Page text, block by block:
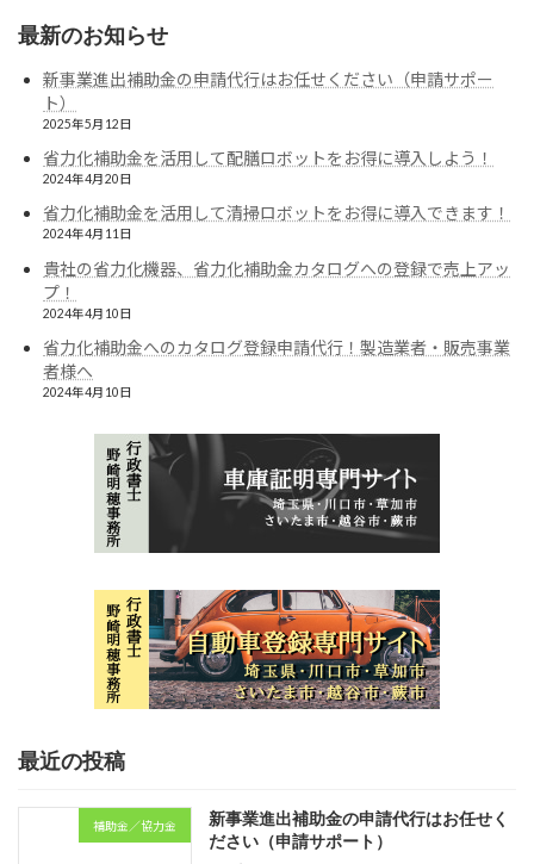
最新のお知らせ
新事業進出補助金の申請代行はお任せください（申請サポー
ト）
2025年5月12日
省力化補助金を活用して配膳ロボットをお得に導入しよう！
2024年4月20日
省力化補助金を活用して清掃ロボットをお得に導入できます！
2024年4月11日
貴社の省力化機器、省力化補助金カタログへの登録で売上アッ
プ！
2024年4月10日
省力化補助金へのカタログ登録申請代行！製造業者・販売事業
者様へ
2024年4月10日
最近の投稿
補助金／協力金
新事業進出補助金の申請代行はお任せく
ださい（申請サポート）